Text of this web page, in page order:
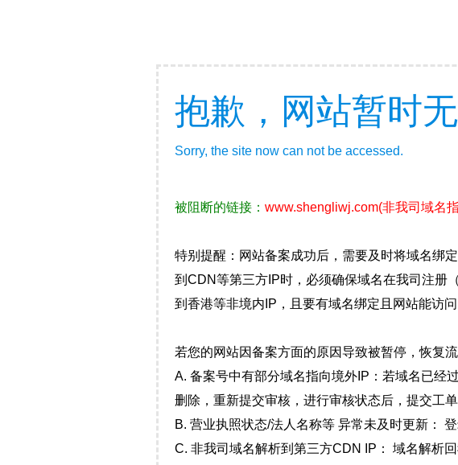
抱歉，网站暂时
Sorry, the site now can not be accessed.
被阻断的链接： www.shengliwj.com(非我司域名
特别提醒：网站备案成功后，需要及时将域名绑
到CDN等第三方IP时，必须确保域名在我司注册
到香港等非境内IP，且要有域名绑定且网站能访
若您的网站因备案方面的原因导致被暂停，恢复流
A. 备案号中有部分域名指向境外IP：若域名已经
删除，重新提交审核，进行审核状态后，提交工
B. 营业执照状态/法人名称等 异常未及时更新：
C. 非我司域名解析到第三方CDN IP： 域名解析